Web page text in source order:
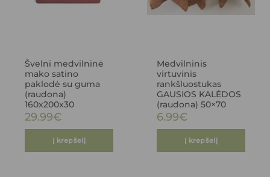
Švelni medvilninė
mako satino
paklodė su guma
(raudona)
160x200x30
29.99€
Į krepšelį
Medvilninis
virtuvinis
rankšluostukas
GAUSIOS KALĖDOS
(raudona) 50×70
6.99€
Į krepšelį